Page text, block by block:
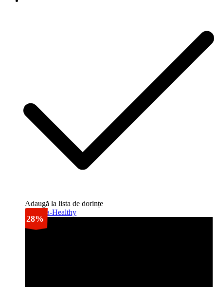
Adaugă la lista de dorințe
28%